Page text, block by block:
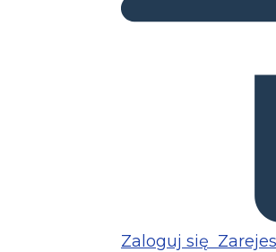
Zaloguj się